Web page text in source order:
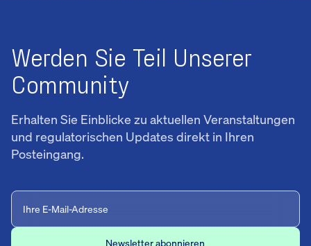
Werden Sie Teil Unserer
Community
Erhalten Sie Einblicke zu aktuellen Veranstaltungen
und regulatorischen Updates direkt in Ihren
Posteingang.